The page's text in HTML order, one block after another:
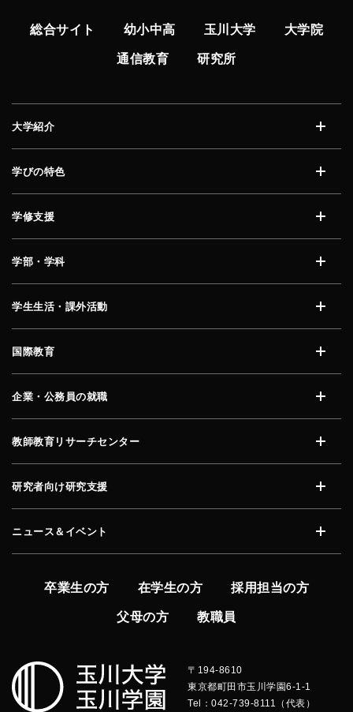
総合サイト 幼小中高 玉川大学 大学院
通信教育 研究所
大学紹介
学びの特色
学修支援
学部・学科
学生生活・課外活動
国際教育
企業・公務員の就職
教師教育リサーチセンター
研究者向け研究支援
ニュース＆イベント
卒業生の方 在学生の方 採用担当の方
父母の方 教職員
〒194-8610
東京都町田市玉川学園6-1-1
Tel：042-739-8111（代表）